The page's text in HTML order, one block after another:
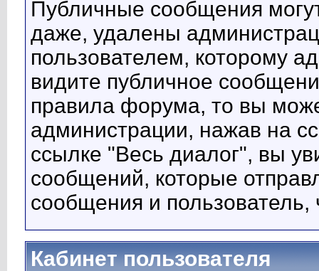
Публичные сообщения
даже, удалены
пользователем, которому
видите публичное
правила форума, то вы
администрации, нажав на
ссылке "Весь диалог", вы
сообщений, которые
сообщения и
Кабинет пользователя